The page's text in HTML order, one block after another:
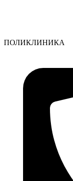
ПОЛИКЛИНИКА